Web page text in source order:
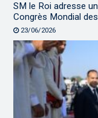
SM le Roi adresse
Congrès Mondial
23/06/2026